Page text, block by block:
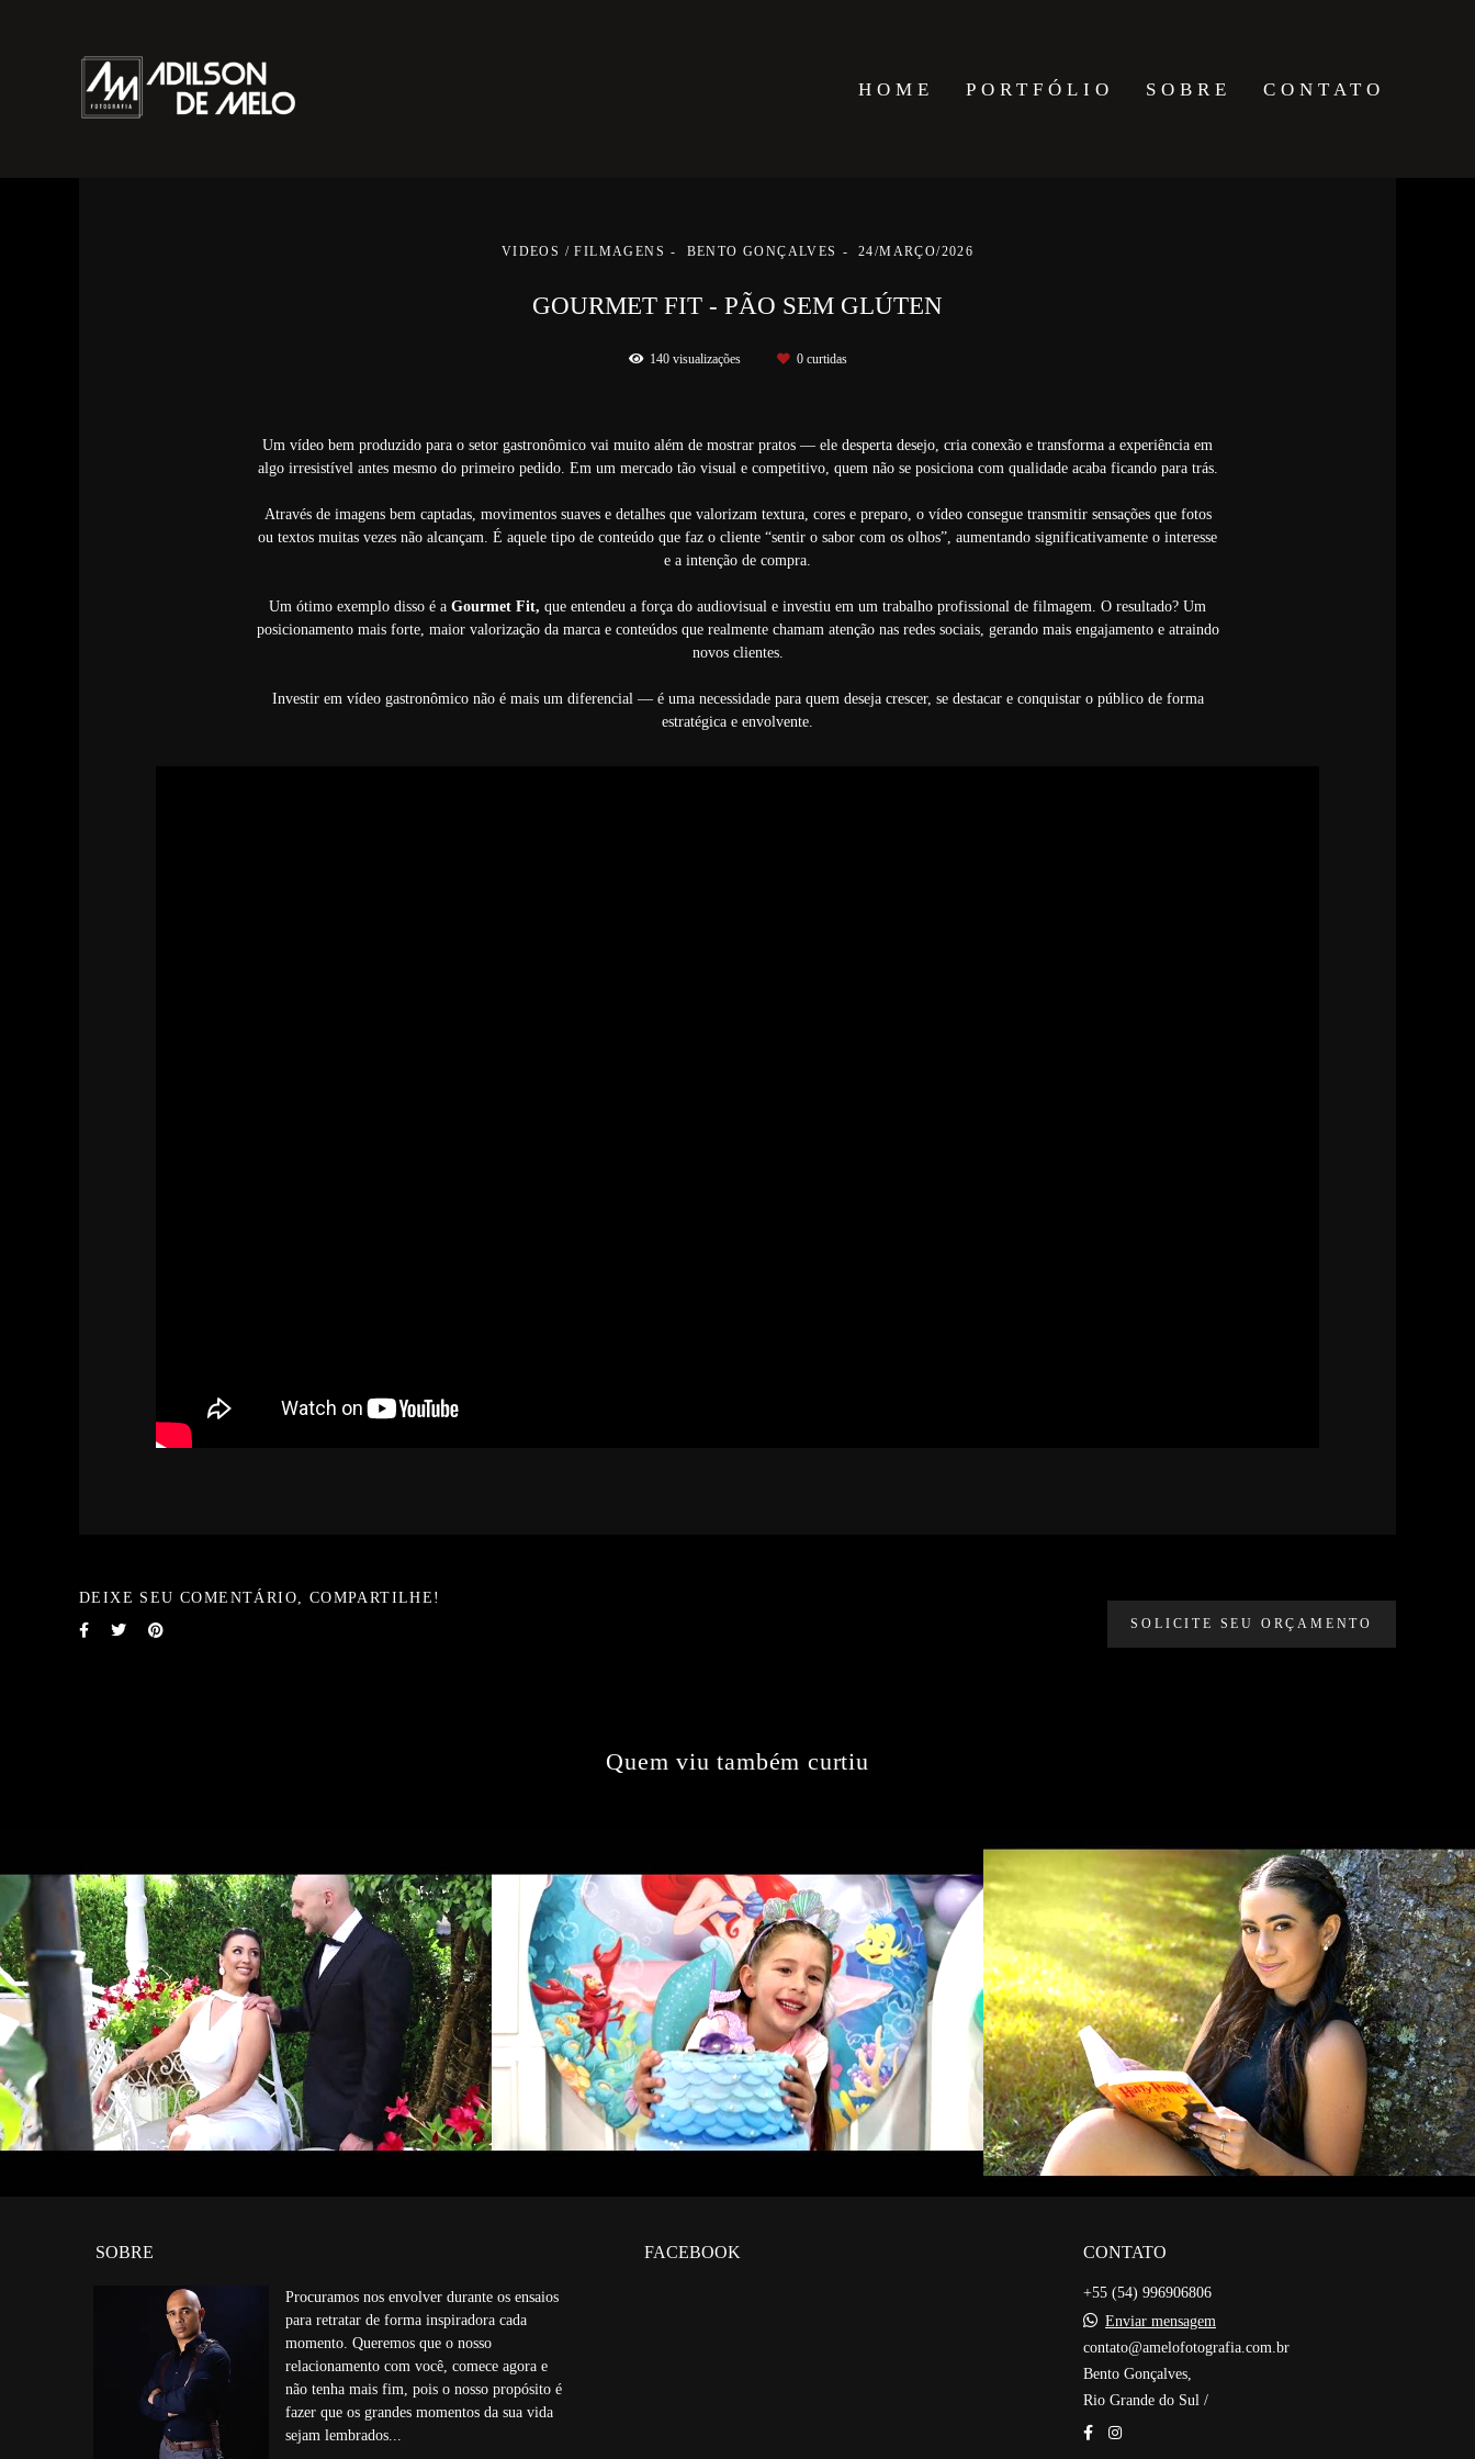
HOME PORTFÓLIO SOBRE CONTATO
VIDEOS / FILMAGENS BENTO GONÇALVES 24/MARÇO/2026
GOURMET FIT - PÃO SEM GLÚTEN
140visualizações 0curtidas
Um vídeo bem produzido para o setor gastronômico vai muito além de mostrar pratos — ele desperta desejo, cria conexão e transforma a experiência em
algo irresistível antes mesmo do primeiro pedido. Em um mercado tão visual e competitivo, quem não se posiciona com qualidade acaba ficando para trás.
Através de imagens bem captadas, movimentos suaves e detalhes que valorizam textura, cores e preparo, o vídeo consegue transmitir sensações que fotos
ou textos muitas vezes não alcançam. É aquele tipo de conteúdo que faz o cliente “sentir o sabor com os olhos”, aumentando significativamente o interesse
e a intenção de compra.
Um ótimo exemplo disso é a Gourmet Fit, que entendeu a força do audiovisual e investiu em um trabalho profissional de filmagem. O resultado? Um
posicionamento mais forte, maior valorização da marca e conteúdos que realmente chamam atenção nas redes sociais, gerando mais engajamento e atraindo
novos clientes.
Investir em vídeo gastronômico não é mais um diferencial — é uma necessidade para quem deseja crescer, se destacar e conquistar o público de forma
estratégica e envolvente.
DEIXE SEU COMENTÁRIO, COMPARTILHE!
SOLICITE SEU ORÇAMENTO
Quem viu também curtiu
138 0 145 0 139 0
SOBRE
Procuramos nos envolver durante os ensaios
para retratar de forma inspiradora cada
momento. Queremos que o nosso
relacionamento com você, comece agora e
não tenha mais fim, pois o nosso propósito é
fazer que os grandes momentos da sua vida
sejam lembrados...
FACEBOOK CONTATO
+55 (54) 996906806
Enviar mensagem
contato@amelofotografia.com.br
Bento Gonçalves,
Rio Grande do Sul /